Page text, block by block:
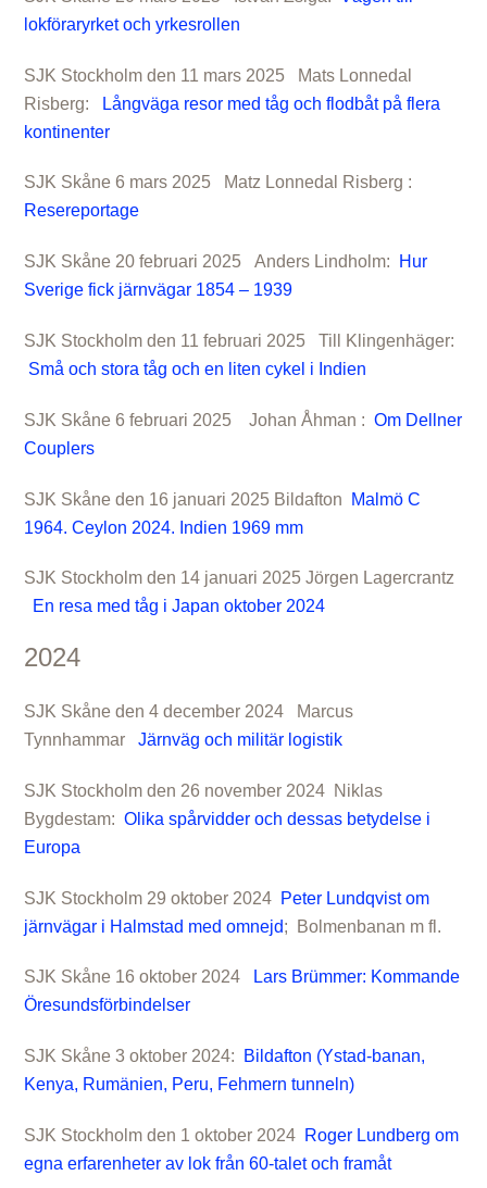
lokföraryrket och yrkesrollen
SJK Stockholm den 11 mars 2025 Mats Lonnedal
Risberg:
Långväga resor med tåg och flodbåt på flera
kontinenter
SJK Skåne 6 mars 2025 Matz Lonnedal Risberg :
Resereportage
SJK Skåne 20 februari 2025 Anders Lindholm: Hur
Sverige fick järnvägar 1854 – 1939
SJK Stockholm den 11 februari 2025 Till Klingenhäger:
Små och stora tåg och en liten cykel i Indien
SJK Skåne 6 februari 2025 Johan Åhman :Om Dellner
Couplers
SJK Skåne den 16 januari 2025 Bildafton Malmö C
1964. Ceylon 2024. Indien 1969 mm
SJK Stockholm den 14 januari 2025 Jörgen Lagercrantz
En resa med tåg i Japan oktober 2024
2024
SJK Skåne den 4 december 2024 Marcus
TynnhammarJärnväg och militär logistik
SJK Stockholm den 26 november 2024 Niklas
Bygdestam:Olika spårvidder och dessas betydelse i
Europa
SJK Stockholm 29 oktober 2024 Peter Lundqvist om
järnvägar i Halmstad med omnejd; Bolmenbanan m fl.
SJK Skåne 16 oktober 2024 Lars Brümmer: Kommande
Öresundsförbindelser
SJK Skåne 3 oktober 2024: Bildafton (Ystad-banan,
Kenya, Rumänien, Peru, Fehmern tunneln)
SJK Stockholm den 1 oktober 2024 Roger Lundberg om
egna erfarenheter av lok från 60-talet och framåt